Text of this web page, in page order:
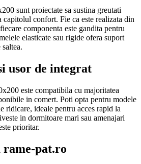
sunt proiectate sa sustina greutati
confort. Fie ca este realizata din
componenta este gandita pentru
elasticate sau rigide ofera suport
usor de integrat
este compatibila cu majoritatea
in comert. Poti opta pentru modele
ridicare, ideale pentru acces rapid la
in dormitoare mari sau amenajari
prioritar.
rame-pat.ro